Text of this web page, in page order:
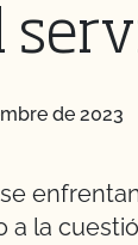
de 2023
la